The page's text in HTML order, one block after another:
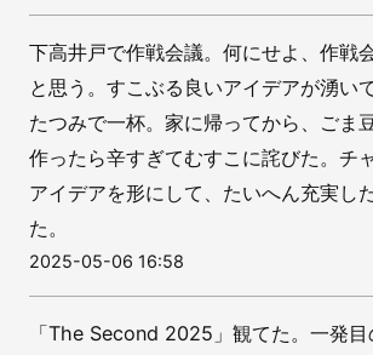
下高井戸で作戦会議。何にせよ、作戦
と思う。すこぶる良いアイデアが湧い
たつみで一杯。家に帰ってから、ごま
作ったら辛すぎてむすこに詫びた。チ
アイデアを形にして、たいへん充実し
た。
2025-05-06 16:58
「The Second 2025」観てた。一発